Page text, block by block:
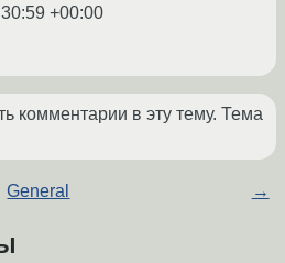
+00:00
комментарии в эту тему. Тема
General →